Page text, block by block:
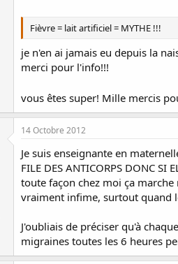
Fièvre = lait artificiel = MYTHE !!!
je n'en ai jamais eu depuis la
merci pour l'info!!!
vous êtes super! Mille mercis
14 Octobre 2012
Je suis enseignante en
FILE DES ANTICORPS DONC SI
toute façon chez moi ça
vraiment infime, surtout quand
J'oubliais de préciser qu'à
migraines toutes les 6 heures